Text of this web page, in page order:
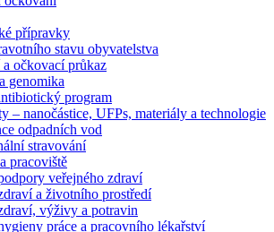
přípravky
stavu obyvatelstva
očkovací průkaz
genomika
program
– nanočástice, UFPs, materiály a technologie
odpadních vod
stravování
pracoviště
veřejného zdraví
a životního prostředí
výživy a potravin
práce a pracovního lékařství